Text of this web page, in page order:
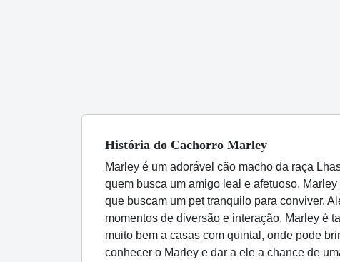
História do Cachorro Marley
Marley é um adorável cão macho da raça
quem busca um amigo leal e afetuoso.
que buscam um pet tranquilo para conviver.
momentos de diversão e interação. Marley é
muito bem a casas com quintal, onde pode
conhecer o Marley e dar a ele a chance de